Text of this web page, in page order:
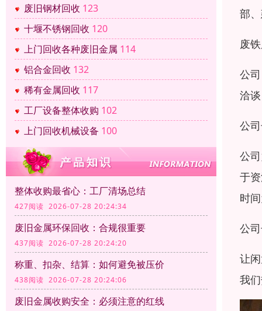
废旧钢材回收 123
十堰不锈钢回收 120
上门回收各种废旧金属 114
铝合金回收 132
稀有金属回收 117
工厂设备整体收购 102
上门回收机械设备 100
整体收购最省心：工厂清场总结
427阅读 2026-07-28 20:24:34
废旧金属环保回收：合规很重要
437阅读 2026-07-28 20:24:20
称重、扣杂、结算：如何避免被压价
438阅读 2026-07-28 20:24:06
废旧金属收购安全：必须注意的红线
部
废
公
洽
公
公
于
时
公
让
我